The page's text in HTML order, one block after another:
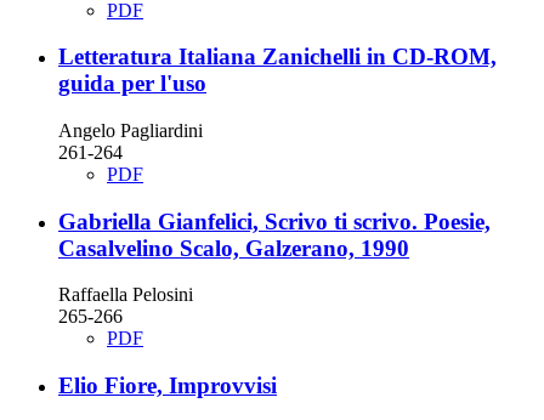
PDF
Letteratura Italiana Zanichelli in CD-ROM,
guida per l'uso
Angelo Pagliardini
261-264
PDF
Gabriella Gianfelici, Scrivo ti scrivo. Poesie,
Casalvelino Scalo, Galzerano, 1990
Raffaella Pelosini
265-266
PDF
Elio Fiore, Improvvisi